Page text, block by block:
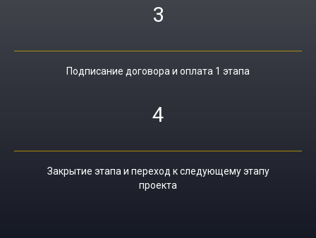
3
Подписание договора и оплата 1 этапа
4
Закрытие этапа и переход к следующему этапу
проекта